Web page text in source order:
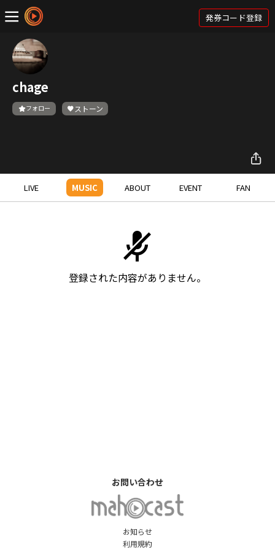
発券コード登録
chage
フォロー ストーン
LIVE MUSIC ABOUT EVENT FAN
登録された内容がありません。
お知らせ
利用規約
お問い合わせ